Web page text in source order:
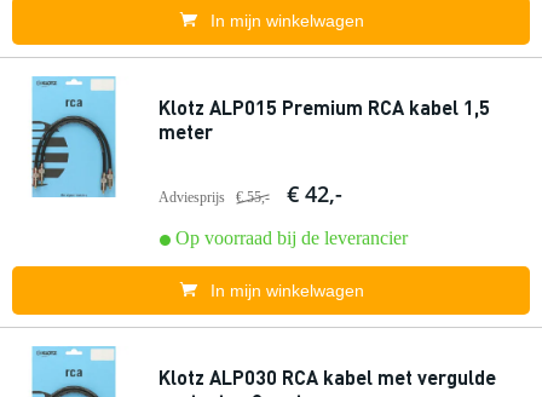
In mijn winkelwagen
Klotz ALP015 Premium RCA kabel 1,5
meter
Adviesprijs € 55,- € 42,-
Op voorraad bij de leverancier
In mijn winkelwagen
Klotz ALP030 RCA kabel met vergulde